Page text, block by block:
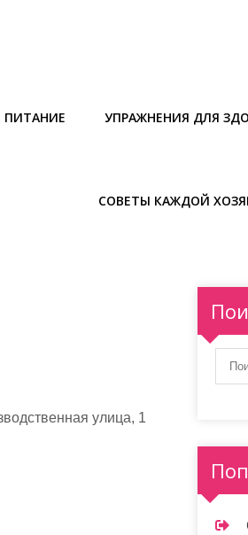
ПИТАНИЕ УПРАЖНЕНИЯ ДЛЯ
СОВЕТЫ КАЖДОЙ
улица, 1